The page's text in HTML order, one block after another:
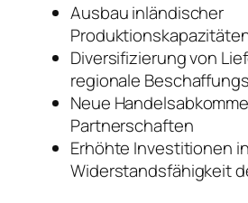
Ausbau inländischer
Diversifizierung von
regionale
Neue
Partnerschaften
Erhöhte Investitionen
Widerstandsfähigkeit